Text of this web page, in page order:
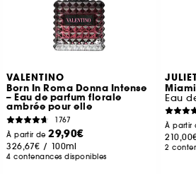
VALENTINO
Born In Roma Donna Intense
– Eau de parfum florale
ambrée pour elle
1767
À partir de29,90€
326,67€ / 100ml
4 contenances disponibles
Eau
À partir
2